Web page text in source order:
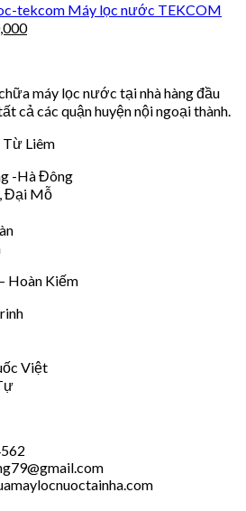
Máy lọc nước TEKCOM
máy lọc nước tại nhà hàng đầu
cả các quận huyện nội ngoại thành.
Từ Liêm
-Hà Đông
Đại Mỗ
Hoàn Kiếm
Việt